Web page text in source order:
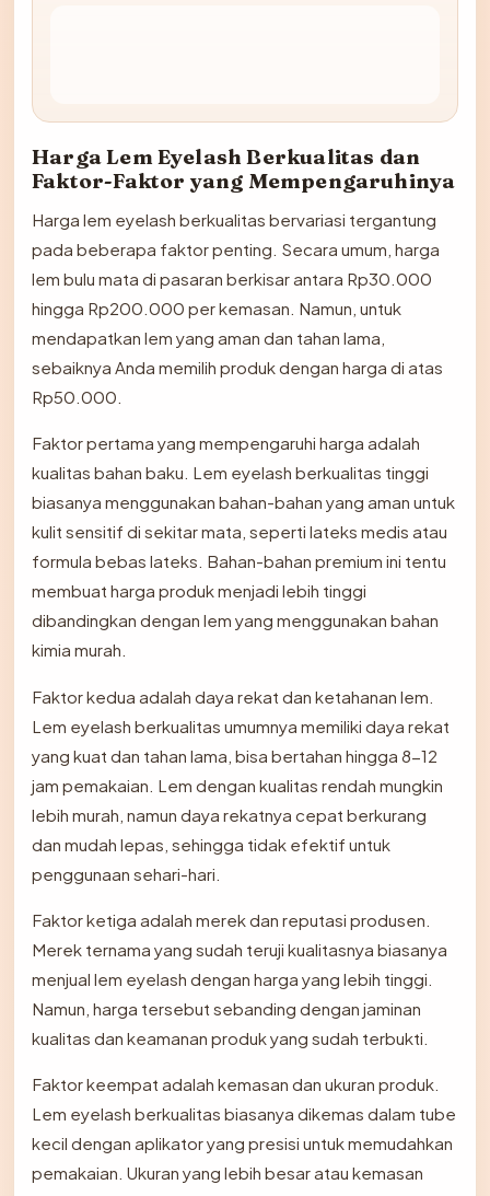
Harga Lem Eyelash Berkualitas dan
Faktor-Faktor yang Mempengaruhinya
Harga lem eyelash berkualitas bervariasi tergantung
pada beberapa faktor penting. Secara umum, harga
lem bulu mata di pasaran berkisar antara Rp30.000
hingga Rp200.000 per kemasan. Namun, untuk
mendapatkan lem yang aman dan tahan lama,
sebaiknya Anda memilih produk dengan harga di atas
Rp50.000.
Faktor pertama yang mempengaruhi harga adalah
kualitas bahan baku. Lem eyelash berkualitas tinggi
biasanya menggunakan bahan-bahan yang aman untuk
kulit sensitif di sekitar mata, seperti lateks medis atau
formula bebas lateks. Bahan-bahan premium ini tentu
membuat harga produk menjadi lebih tinggi
dibandingkan dengan lem yang menggunakan bahan
kimia murah.
Faktor kedua adalah daya rekat dan ketahanan lem.
Lem eyelash berkualitas umumnya memiliki daya rekat
yang kuat dan tahan lama, bisa bertahan hingga 8-12
jam pemakaian. Lem dengan kualitas rendah mungkin
lebih murah, namun daya rekatnya cepat berkurang
dan mudah lepas, sehingga tidak efektif untuk
penggunaan sehari-hari.
Faktor ketiga adalah merek dan reputasi produsen.
Merek ternama yang sudah teruji kualitasnya biasanya
menjual lem eyelash dengan harga yang lebih tinggi.
Namun, harga tersebut sebanding dengan jaminan
kualitas dan keamanan produk yang sudah terbukti.
Faktor keempat adalah kemasan dan ukuran produk.
Lem eyelash berkualitas biasanya dikemas dalam tube
kecil dengan aplikator yang presisi untuk memudahkan
pemakaian. Ukuran yang lebih besar atau kemasan